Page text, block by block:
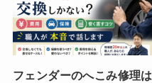
フェンダーのへこみ修理は